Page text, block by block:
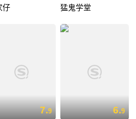
仔 猛鬼学堂
7.9 6.9